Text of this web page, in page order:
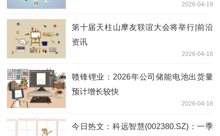
2026-04-19
第十届天柱山摩友联谊大会将举行|前沿
资讯
2026-04-16
赣锋锂业：2026年公司储能电池出货量
预计增长较快
2026-04-16
今日热文：科远智慧(002380.SZ)：一季